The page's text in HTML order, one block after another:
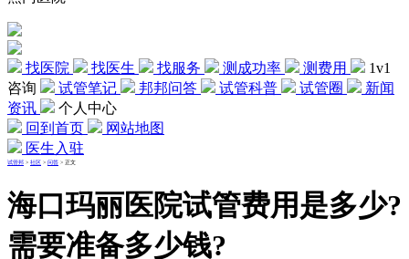
找医院 找医生 找服务 测成功率 测费用
1v1
咨询
试管笔记 邦邦问答 试管科普 试管圈
新闻
资讯
个人中心
回到首页
网站地图
医生入驻
试管邦 > 社区 > 问答 > 正文
海口玛丽医院试管费用是多少?
需要准备多少钱?